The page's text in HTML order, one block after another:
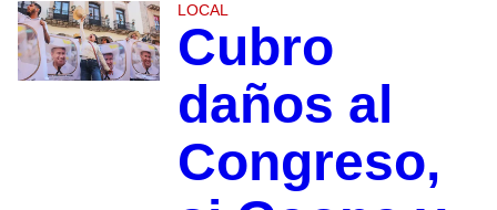
LOCAL
Cubro
daños al
Congreso,